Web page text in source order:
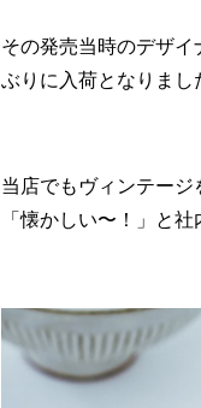
その発売当時のデザ
ぶりに入荷となりまし
当店でもヴィンテー
「懐かしい〜！」と